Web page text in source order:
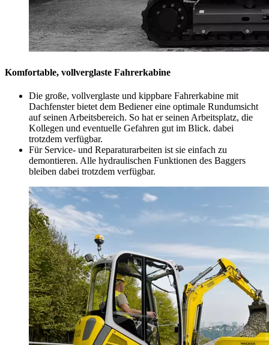
Komfortable, vollverglaste Fahrerkabine
Die große, vollverglaste und kippbare Fahrerkabine mit
Dachfenster bietet dem Bediener eine optimale Rundumsicht
auf seinen Arbeitsbereich. So hat er seinen Arbeitsplatz, die
Kollegen und eventuelle Gefahren gut im Blick. dabei
trotzdem verfügbar.
Für Service- und Reparaturarbeiten ist sie einfach zu
demontieren. Alle hydraulischen Funktionen des Baggers
bleiben dabei trotzdem verfügbar.